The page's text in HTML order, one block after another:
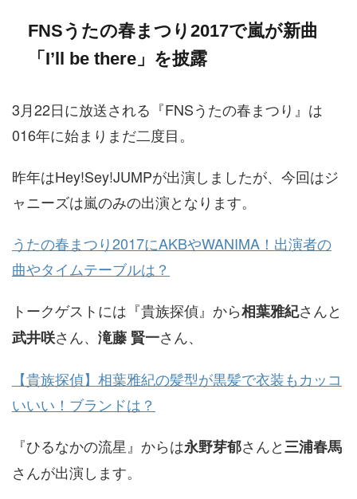
FNSうたの春まつり2017で嵐が新曲
「I’ll be there」を披露
3月22日に放送される『FNSうたの春まつり』は
016年に始まりまだ二度目。
昨年はHey!Sey!JUMPが出演しましたが、今回はジ
ャニーズは嵐のみの出演となります。
うたの春まつり2017にAKBやWANIMA！出演者の
曲やタイムテーブルは？
トークゲストには『貴族探偵』から相葉雅紀さんと
武井咲さん、 滝藤 賢一さん、
【貴族探偵】相葉雅紀の髪型が黒髪で衣装もカッコ
いいい！ブランドは？
『ひるなかの流星』からは永野芽郁さんと三浦春馬
さんが出演します。